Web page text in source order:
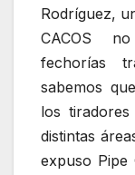
Rodríguez,
CACOS
fechorías
sabemos
los
distintas
expuso Pipe